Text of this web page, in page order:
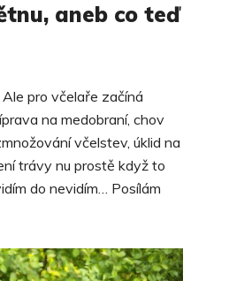
aneb co teď
pro včelaře začíná
na medobraní, chov
včelstev, úklid na
trávy nu prostě když to
do nevidím… Posílám